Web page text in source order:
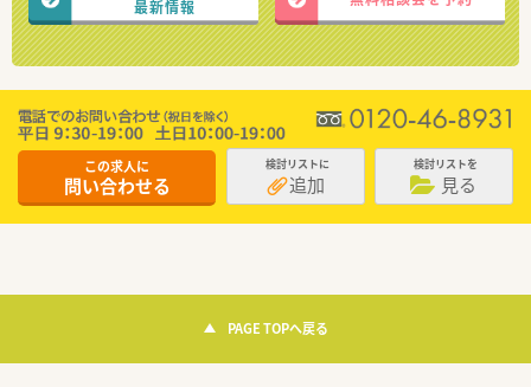
最新情報
この求人に
問い合わせる
検討リストに
追加
検討リストを
見る
PAGE TOPへ戻る